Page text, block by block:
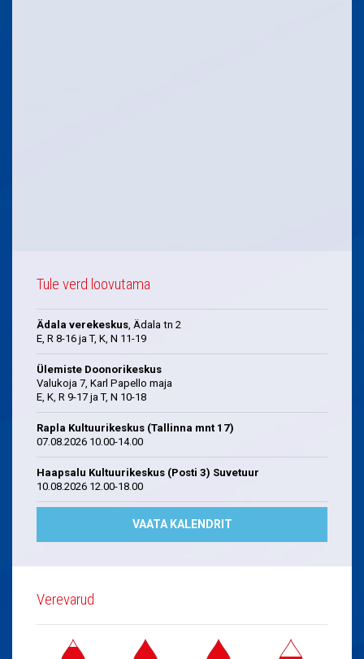
Tule verd loovutama
Ädala verekeskus , Ädala tn 2
E, R 8-16 ja T, K, N 11-19
Ülemiste Doonorikeskus
Valukoja 7, Karl Papello maja
E, K, R 9-17 ja T, N 10-18
Rapla Kultuurikeskus (Tallinna mnt 17)
07.08.2026 10.00-14.00
Haapsalu Kultuurikeskus (Posti 3) Suvetuur
10.08.2026 12.00-18.00
VAATA KALENDRIT
Verevarud